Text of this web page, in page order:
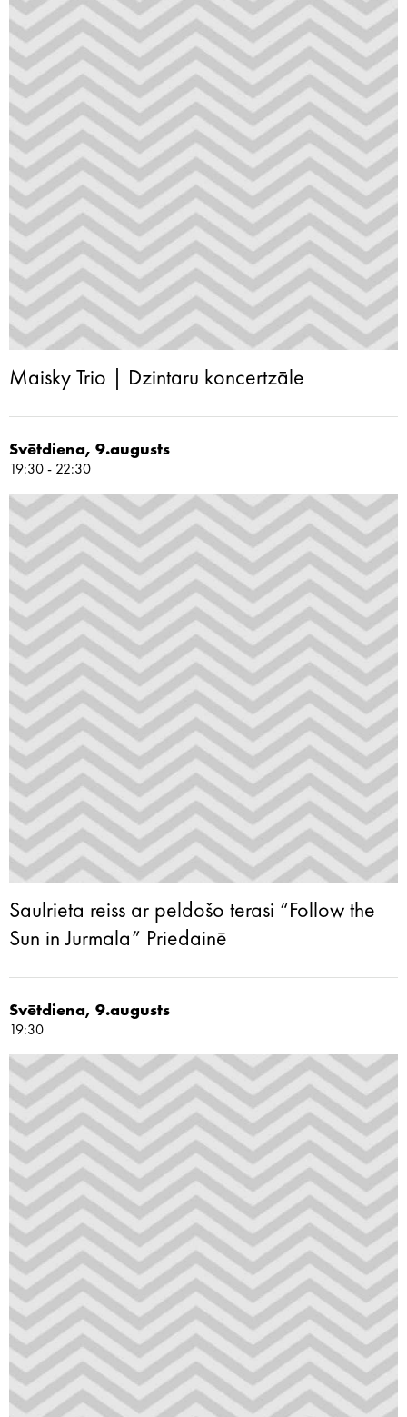
Maisky Trio | Dzintaru koncertzāle
Svētdiena, 9.augusts
19:30 - 22:30
Saulrieta reiss ar peldošo terasi “Follow the
Sun in Jurmala” Priedainē
Svētdiena, 9.augusts
19:30